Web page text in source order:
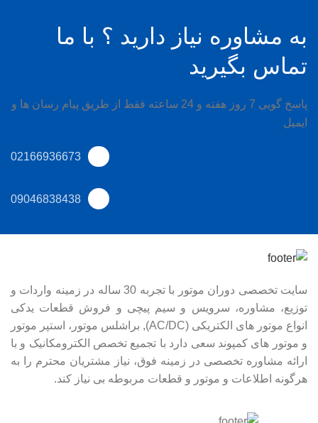
به مشاوره نیاز دارید ؟ با ما
تماس بگیرید
پاسخ گویی 7 روز هفته و 24 ساعته فقط از طریق پیام رسان ها و
ایمیل
02166936673
09046838438
سایت تخصصی دوران موتور با تجربه 30 ساله در زمینه واردات و
توزیع، مشاوره، سرویس و سیم پیچی و فروش قطعات یدکی
انواع موتور های الکتریکی (AC/DC), براشلس موتور، استپر موتور
و موتور های کمپوند سعی دارد با تجمیع تخصص الکترومکانیک و با
ارائه مشاوره تخصصی در زمینه فوق، نیاز مشتریان محترم را به
هرگونه اطلاعات و موتور و قطعات مربوطه بی نیاز کند.